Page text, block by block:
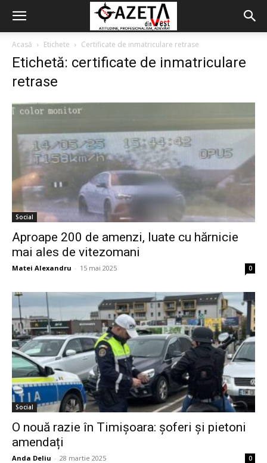
Acasă Etichete Certificate de inmatriculare retrase
Etichetă: certificate de inmatriculare
retrase
Social
Aproape 200 de amenzi, luate cu hărnicie
mai ales de vitezomani
Matei Alexandru - 15 mai 2025 0
Social
O nouă razie în Timișoara: șoferi și pietoni
amendați
Anda Deliu - 28 martie 2025 0